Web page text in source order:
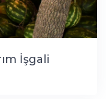
İşgali